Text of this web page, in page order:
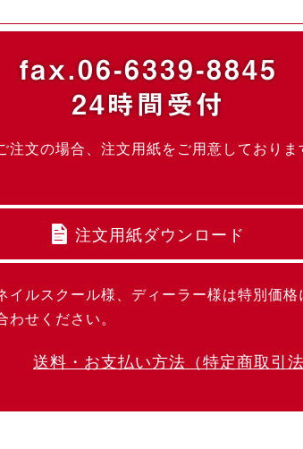
fax.06-6339-8845
24時間受付
文の場合、注文用紙をご用意しておりま
注文用紙ダウンロード
ルスクール様、ディーラー様は特別価格
わせください。
送料・お支払い方法 （特定商取引